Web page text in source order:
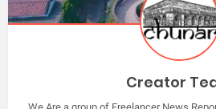
Creator